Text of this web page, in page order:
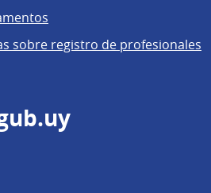
sobre registro de profesionales